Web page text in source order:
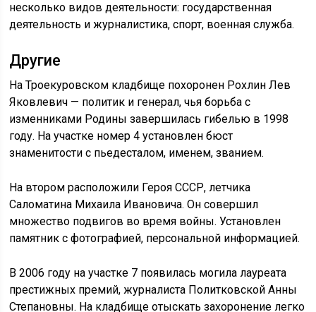
несколько видов деятельности: государственная
деятельность и журналистика, спорт, военная служба.
Другие
На Троекуровском кладбище похоронен Рохлин Лев
Яковлевич — политик и генерал, чья борьба с
изменниками Родины завершилась гибелью в 1998
году. На участке номер 4 установлен бюст
знаменитости с пьедесталом, именем, званием.
На втором расположили Героя СССР, летчика
Саломатина Михаила Ивановича. Он совершил
множество подвигов во время войны. Установлен
памятник с фотографией, персональной информацией.
В 2006 году на участке 7 появилась могила лауреата
престижных премий, журналиста Политковской Анны
Степановны. На кладбище отыскать захоронение легко